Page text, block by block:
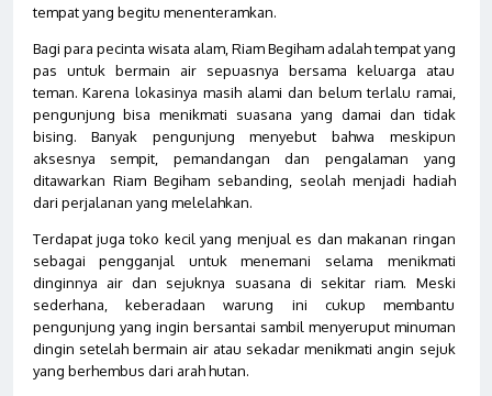
tempat yang begitu menenteramkan.
Bagi para pecinta wisata alam, Riam Begiham adalah tempat yang
pas untuk bermain air sepuasnya bersama keluarga atau
teman. Karena lokasinya masih alami dan belum terlalu ramai,
pengunjung bisa menikmati suasana yang damai dan tidak
bising. Banyak pengunjung menyebut bahwa meskipun
aksesnya sempit, pemandangan dan pengalaman yang
ditawarkan Riam Begiham sebanding, seolah menjadi hadiah
dari perjalanan yang melelahkan.
Terdapat juga toko kecil yang menjual es dan makanan ringan
sebagai pengganjal untuk menemani selama menikmati
dinginnya air dan sejuknya suasana di sekitar riam. Meski
sederhana, keberadaan warung ini cukup membantu
pengunjung yang ingin bersantai sambil menyeruput minuman
dingin setelah bermain air atau sekadar menikmati angin sejuk
yang berhembus dari arah hutan.